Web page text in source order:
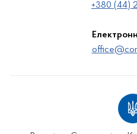
+380 (44)